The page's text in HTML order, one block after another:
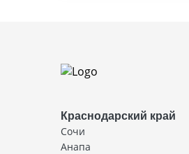
Краснодарский край
Сочи
Анапа